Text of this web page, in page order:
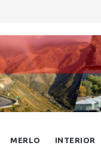
MERLO INTERIOR